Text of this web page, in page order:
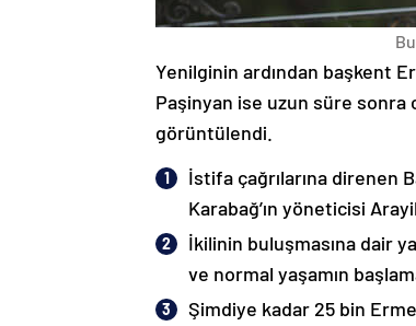
Yenilginin ardından başkent
Paşinyan ise uzun süre
görüntülendi.
İstifa çağrılarına direnen
Karabağ’ın yöneticisi
İkilinin buluşmasına dair
ve normal yaşamın
Şimdiye kadar 25 bin